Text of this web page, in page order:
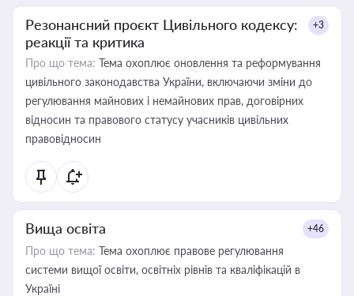
Резонансний проєкт Цивільного кодексу:
реакції та критика
+3
Про що тема: Тема охоплює оновлення та реформування
цивільного законодавства України, включаючи зміни до
регулювання майнових і немайнових прав, договірних
відносин та правового статусу учасників цивільних
правовідносин
Вища освіта +46
Про що тема: Тема охоплює правове регулювання
системи вищої освіти, освітніх рівнів та кваліфікацій в
Україні